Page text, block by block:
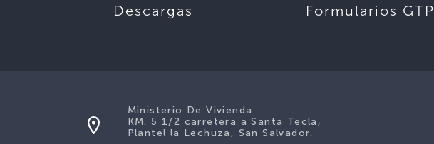
Descargas Formularios GTP
Ministerio De Vivienda
KM. 5 1/2 carretera a Santa Tecla,
Plantel la Lechuza, San Salvador.